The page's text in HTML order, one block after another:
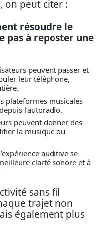
on peut citer :
résoudre le
pas à reposter une
peuvent passer et
leur téléphone,
plateformes musicales
l’autoradio.
peuvent donner des
la musique ou
auditive se
clarté sonore et à
sans fil
trajet non
également plus